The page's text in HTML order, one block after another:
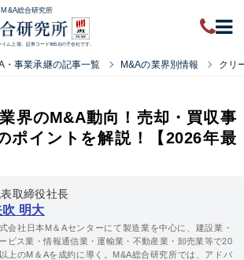
総合研究所
ム上場、証券コード9552)の子会社です。
・事業承継の記事一覧 M&Aの業界別情報 クリ
界のM&A動向！売却・買収事
ポイントを解説！【2026年最
取締役社長
吹 明大
会社日本M＆Aセンターにて製造業を中心に、建設業・
ビス業・情報通信業・運輸業・不動産業・卸売業等で20
上のM＆Aを成約に導く。M&A総合研究所では、アドバ